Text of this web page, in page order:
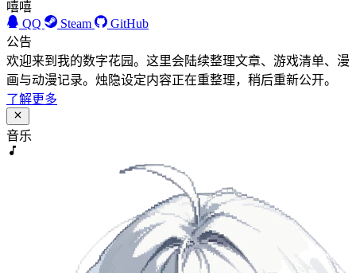
嘻嘻
QQ
Steam
GitHub
公告
欢迎来到我的数字花园。这里会陆续整理文章、游戏清单、漫
画与动漫记录。烛隐设定内容正在重整理，稍后重新公开。
了解更多
音乐